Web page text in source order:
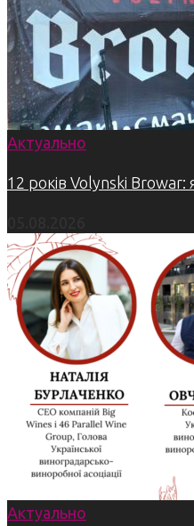
Актуально
12 років Volynski Browar:
Актуально